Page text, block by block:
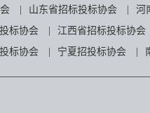
山东省招标投标协会
河
标协会
江西省招标投标协会
标协会 宁夏招投标协会